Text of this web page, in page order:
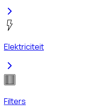
Elektriciteit
Filters